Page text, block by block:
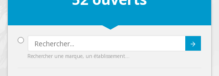
Rechercher une marque, un établissement...